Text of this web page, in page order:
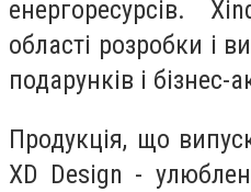
енергоресурсів.
області розробки і
подарунків і бізнес-
Продукція, що
XD Design -